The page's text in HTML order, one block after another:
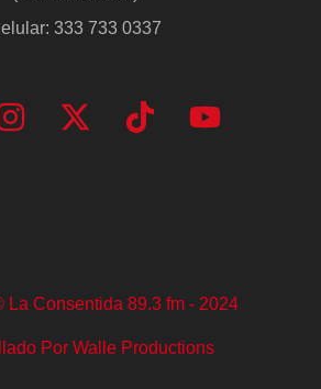
333 733 0337
La Consentida 89.3 fm - 2024
Por Walle Productions